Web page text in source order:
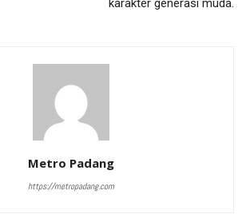
karakter generasi muda.
Metro Padang
https://metropadang.com